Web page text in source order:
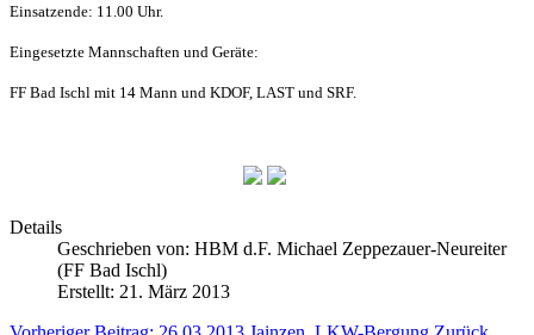
Einsatzende: 11.00 Uhr.
Eingesetzte Mannschaften und Geräte:
FF Bad Ischl mit 14 Mann und KDOF, LAST und SRF.
Details
Geschrieben von: HBM d.F. Michael Zeppezauer-Neureiter
(FF Bad Ischl)
Erstellt: 21. März 2013